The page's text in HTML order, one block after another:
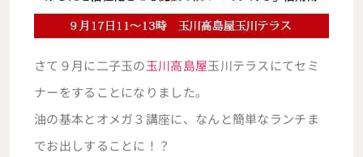
さて９月に二子玉の玉川高島屋玉川テラスにてセミ
ナーをすることになりました。
油の基本とオメガ３講座に、なんと簡単なランチま
でお出しすることに！？